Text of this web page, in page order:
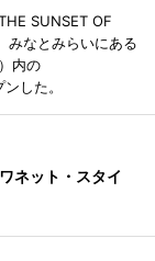
SUNSET OF
みなとみらいにある
内の
した。
ネット・スタイ